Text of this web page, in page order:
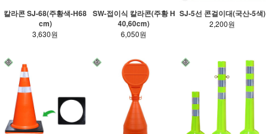
칼라콘 SJ-68(주황색-H68
cm)
3,630원
SW-접이식 칼라콘(주황 H
40,60cm)
6,050원
SJ-5선 콘걸이대(국산-5색)
2,200원